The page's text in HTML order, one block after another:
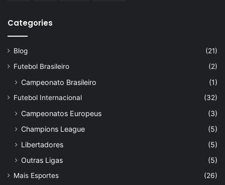
Categories
Blog
(21)
Futebol Brasileiro
(2)
Campeonato Brasileiro (1)
Futebol Internacional (32)
Campeonatos Europeus
(3)
Champions League
(5)
Libertadores
(5)
Outras Ligas
(5)
Mais Esportes (26)